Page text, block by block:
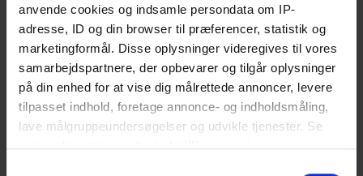
anvende cookies og indsamle persondata om IP-
adresse, ID og din browser til præferencer, statistik og
marketingformål. Disse oplysninger videregives til vores
samarbejdspartnere, der opbevarer og tilgår oplysninger
på din enhed for at vise dig målrettede annoncer, levere
tilpasset indhold, foretage annonce- og indholdsmåling,
lave målgruppeundersøgelser og udvikle tjenester. Se
mere information underindstillingerog i vores
Nyhedsbreve
Odsherred Erhvervsforum
Odsherred Kommune
Soloselvstændignetværk